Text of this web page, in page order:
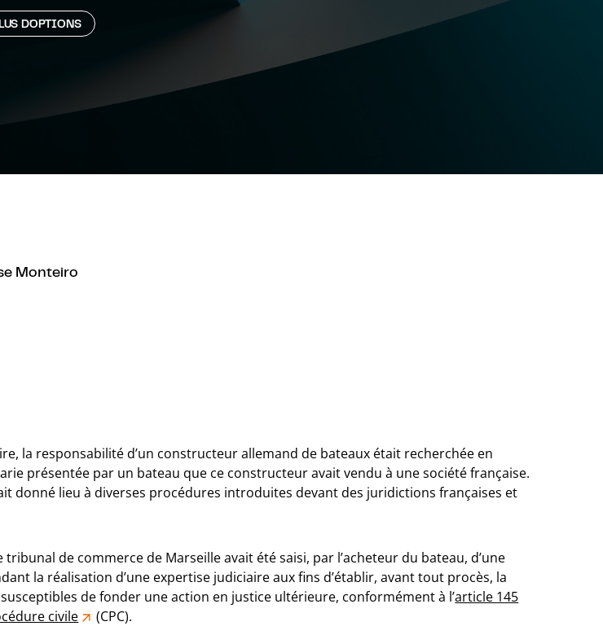
D`OPTIONS
Monteiro
la responsabilité d’un constructeur allemand de bateaux était recherchée en
présentée par un bateau que ce constructeur avait vendu à une société française.
donné lieu à diverses procédures introduites devant des juridictions françaises et
tribunal de commerce de Marseille avait été saisi, par l’acheteur du bateau, d’une
la réalisation d’une expertise judiciaire aux fins d’établir, avant tout procès, la
de fonder une action en justice ultérieure, conformément à l’article 145
civile
(CPC).